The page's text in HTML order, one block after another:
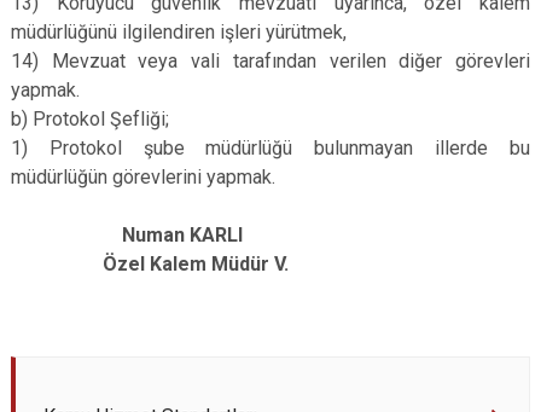
müdürlüğünü ilgilendiren işleri yürütmek,
14) Mevzuat veya vali tarafından verilen diğer görevleri
yapmak.
b) Protokol Şefliği;
1) Protokol şube müdürlüğü bulunmayan illerde bu
müdürlüğün görevlerini yapmak.
Numan KARLI
Özel Kalem Müdür V.